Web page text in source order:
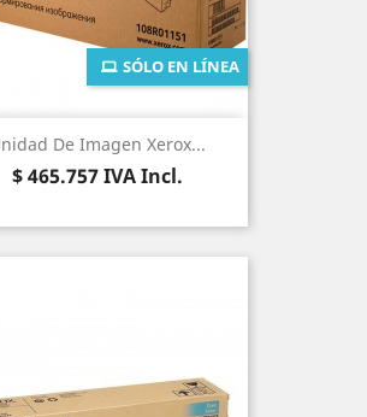
De Imagen Xerox...
Precio
$ 465.757IVA Incl.
SÓLO EN LÍNEA